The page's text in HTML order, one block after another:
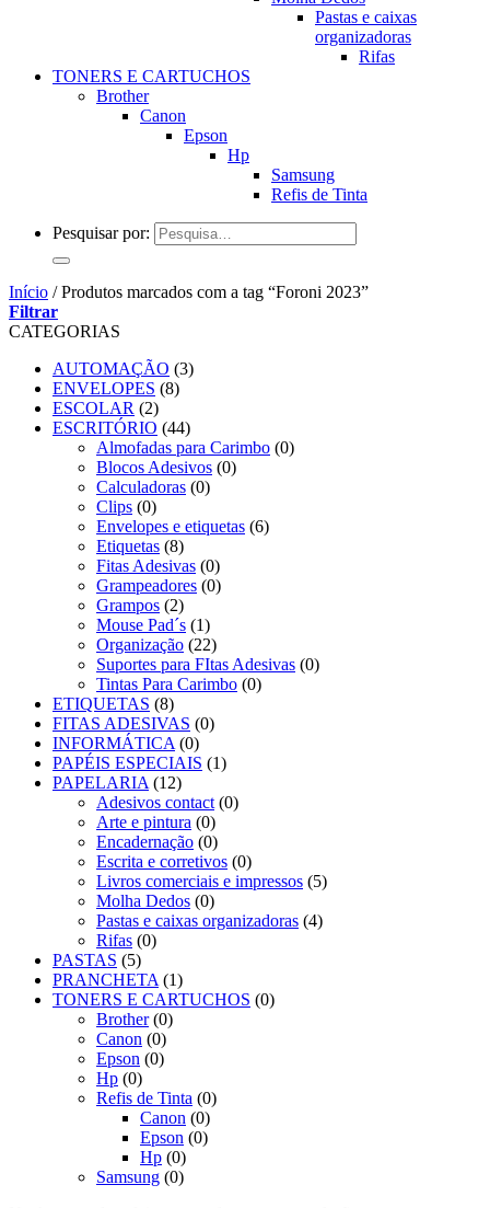
Pastas e caixas
organizadoras
Rifas
TONERS E CARTUCHOS
Brother
Canon
Epson
Hp
Samsung
Refis de Tinta
Pesquisar por:
Início /Produtos marcados com a tag “Foroni 2023”
Filtrar
CATEGORIAS
AUTOMAÇÃO (3)
ENVELOPES (8)
ESCOLAR (2)
ESCRITÓRIO (44)
Almofadas para Carimbo (0)
Blocos Adesivos (0)
Calculadoras (0)
Clips (0)
Envelopes e etiquetas (6)
Etiquetas (8)
Fitas Adesivas (0)
Grampeadores (0)
Grampos (2)
Mouse Pad´s (1)
Organização (22)
Suportes para FItas Adesivas (0)
Tintas Para Carimbo (0)
ETIQUETAS (8)
FITAS ADESIVAS (0)
INFORMÁTICA (0)
PAPÉIS ESPECIAIS (1)
PAPELARIA (12)
Adesivos contact (0)
Arte e pintura (0)
Encadernação (0)
Escrita e corretivos (0)
Livros comerciais e impressos (5)
Molha Dedos (0)
Pastas e caixas organizadoras (4)
Rifas (0)
PASTAS (5)
PRANCHETA (1)
TONERS E CARTUCHOS (0)
Brother (0)
Canon (0)
Epson (0)
Hp (0)
Refis de Tinta (0)
Canon (0)
Epson (0)
Hp (0)
Samsung (0)